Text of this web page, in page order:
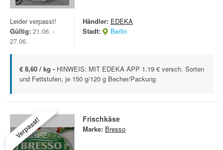
Leider verpasst!
Gültig: 21.06. -
27.06.
Händler: EDEKA
Stadt:
Berlin
€ 8,60 / kg - HINWEIS: MIT EDEKA APP 1.19 € versch. Sorten
und Fettstufen, je 150 g/120 g Becher/Packung
Verpasst! Frischkäse
Marke: Bresso